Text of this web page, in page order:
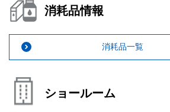
消耗品情報
消耗品一覧
ショールーム